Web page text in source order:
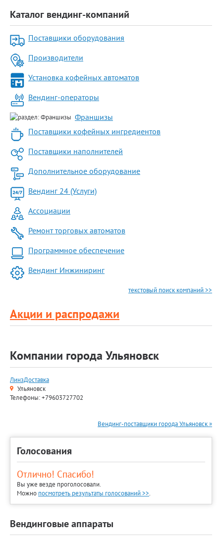
Каталог вендинг-компаний
Поставщики оборудования
Производители
Установка кофейных автоматов
Вендинг-операторы
Франшизы
Поставщики кофейных ингредиентов
Поставщики наполнителей
Дополнительное оборудование
Вендинг 24 (Услуги)
Ассоциации
Ремонт торговых автоматов
Программное обеспечение
Вендинг Инжиниринг
текстовый поиск компаний >>
Акции и распродажи
Компании города Ульяновск
ЛинзДоставка
Ульяновск
Телефоны: +79603727702
Вендинг-поставщики города Ульяновск »
Голосования
Отлично! Спасибо!
Вы уже везде проголосовали.
Можно посмотреть результаты голосований >>
Вендинговые аппараты